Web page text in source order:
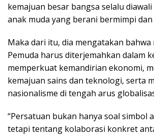
kemajuan besar bangsa selalu
anak muda yang berani bermimpi
Maka dari itu, dia mengatakan bahwa
Pemuda harus diterjemahkan dalam
memperkuat kemandirian ekonomi,
kemajuan sains dan teknologi, serta
nasionalisme di tengah arus
“Persatuan bukan hanya soal simbol
tetapi tentang kolaborasi konkret